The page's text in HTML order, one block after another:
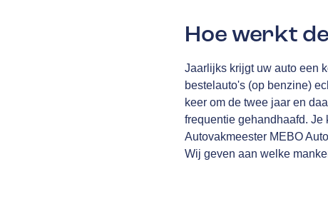
Hoe werkt
Jaarlijks krijgt uw auto een
bestelauto's (op benzine)
keer om de twee jaar en
frequentie gehandhaafd.
Autovakmeester MEBO
Wij geven aan welke